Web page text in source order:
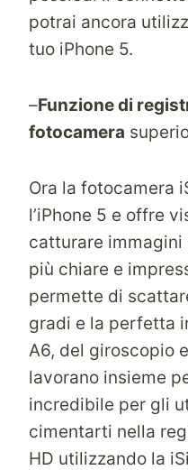
potrai ancora
tuo iPhone 5.
–Funzione di
fotocamera
Ora la fotocamera
l’iPhone 5 e offre
catturare
più chiare e
permette di
gradi e la perfetta
A6, del giroscopio
lavorano insieme
incredibile per gli
cimentarti nella
HD utilizzando la